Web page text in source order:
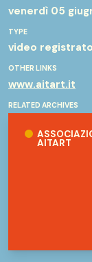
venerdì 05
TYPE
video registrato
OTHER LINKS
www.aitart.it
RELATED ARCHIVES
AITART